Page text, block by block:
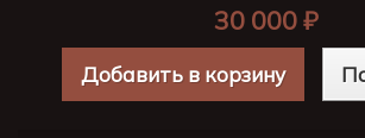
30 000 ₽
Добавить в корзину